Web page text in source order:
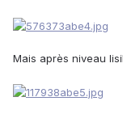
Mais après niveau